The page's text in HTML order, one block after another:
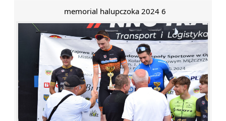
memorial halupczoka 2024 6